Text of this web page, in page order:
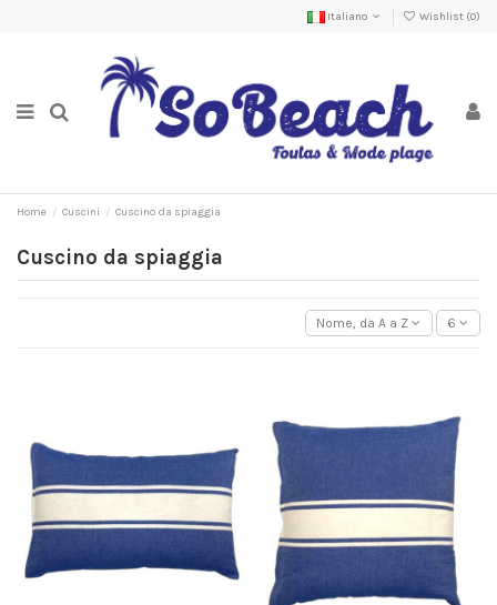
Italiano Wishlist (0)
Home Cuscini Cuscino da spiaggia
Cuscino da spiaggia
Nome, da A a Z 6